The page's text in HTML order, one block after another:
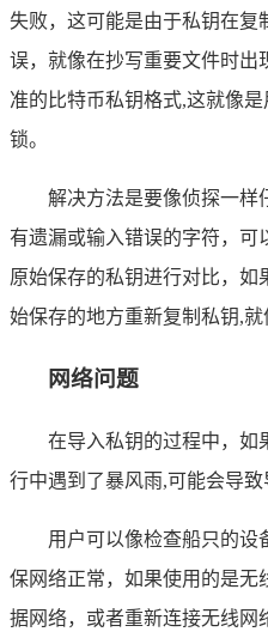
失败，这可能是由于私钥在复
误，就像在抄写重要文件时出
准的比特币私钥格式,这就像
锁。
解决方法是要像侦探一样
有遗漏或输入错误的字符，可
原始保存的私钥进行对比，如
始保存的地方重新复制私钥,就
网络问题
在导入私钥的过程中，如
行中遇到了暴风雨,可能会导致
用户可以像检查船只的设
保网络正常，如果使用的是无
据网络，或者重新连接无线网